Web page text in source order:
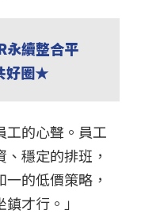
永續整合平
好圈★
工的心聲。員工
穩定的排班，
的低價策略，
才行。」